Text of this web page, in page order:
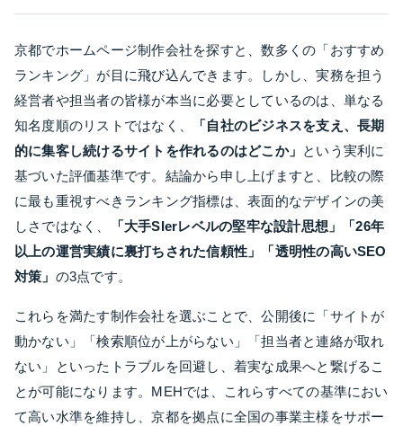
京都でホームページ制作会社を探すと、数多くの「おすすめ
ランキング」が目に飛び込んできます。しかし、実務を担う
経営者や担当者の皆様が本当に必要としているのは、単なる
知名度順のリストではなく、
「自社のビジネスを支え、長期
的に集客し続けるサイトを作れるのはどこか」 という実利に
基づいた評価基準です。結論から申し上げますと、比較の際
に最も重視すべきランキング指標は、表面的なデザインの美
しさではなく、
「大手SIerレベルの堅牢な設計思想」「26年
以上の運営実績に裏打ちされた信頼性」「透明性の高いSEO
対策」 の3点です。
これらを満たす制作会社を選ぶことで、公開後に「サイトが
動かない」「検索順位が上がらない」「担当者と連絡が取れ
ない」といったトラブルを回避し、着実な成果へと繋げるこ
とが可能になります。MEHでは、これらすべての基準におい
て高い水準を維持し、京都を拠点に全国の事業主様をサポー